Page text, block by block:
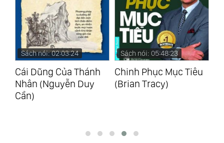
Sách nói: 02:03:24
Cái Dũng Của Thánh
Nhân (Nguyễn Duy
Cần)
Sách nói: 05:48:23
Chinh Phục Mục Tiêu
(Brian Tracy)